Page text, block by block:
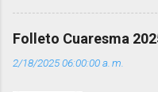
huellas, sin
siempre
Folleto Cuaresma
2/18/2025 06:00:00 a. m.